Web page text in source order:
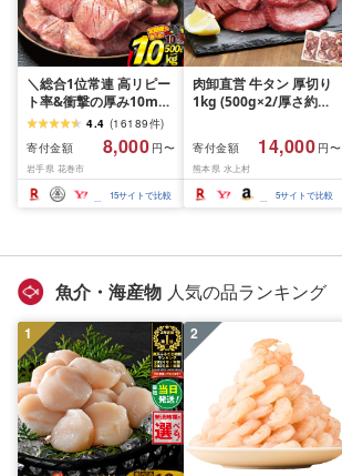
＼総合1位常連 高リピー
ト率&衝撃の厚み10mm
厚切り牛タン 塩味/ ≪ス
ピード発送!!10営業日以
内発送≫ 選べる内容量
500g / 1kg 定期便 毎月
届く 牛肉 肉 BBQ ふるさ
と 人気 ランキング 岩手
4.4 (16189件)
寄付金額
8,000 円〜
岩手県 花巻市
15サイトで比較
肉卸直営 牛タン 厚切り
1kg (500g×2/厚さ約
牛肉 焼肉 冷凍 スライス
業務用 バーベキュー
BBQ おつまみ ギフト お
祝い お中元 夏ギフト
寄付金額 14,000 円〜
熊本県 水上村
5サイトで比較
魚介・海産物 人気の品ランキング
1 2